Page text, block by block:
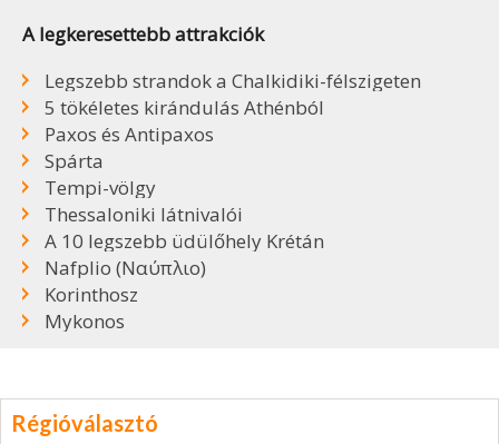
A legkeresettebb attrakciók
Legszebb strandok a Chalkidiki-félszigeten
5 tökéletes kirándulás Athénból
Paxos és Antipaxos
Spárta
Tempi-völgy
Thessaloniki látnivalói
A 10 legszebb üdülőhely Krétán
Nafplio (Ναύπλιο)
Korinthosz
Mykonos
Régióválasztó